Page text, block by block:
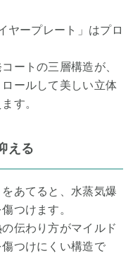
ヤープレート」はプロ
ートの三層構造が、
ールして美しい立体
す。
える
あてると、水蒸気爆
つけます。
伝わり方がマイルド
つけにくい構造で